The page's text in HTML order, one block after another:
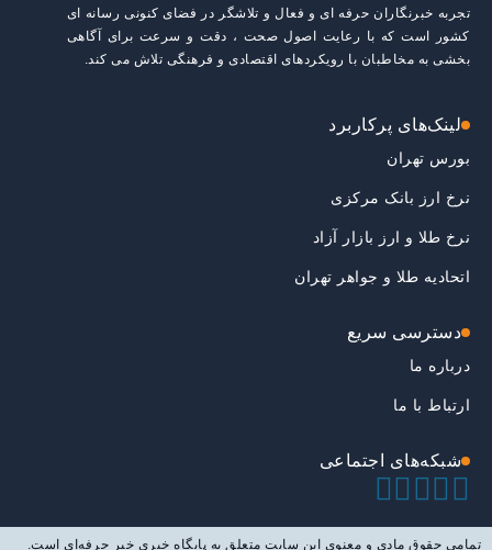
تجربه خبرنگاران حرفه ای و فعال و تلاشگر در فضای کنونی رسانه ای
کشور است که با رعایت اصول صحت ، دقت و سرعت برای آگاهی
بخشی به مخاطبان با رویکردهای اقتصادی و فرهنگی تلاش می کند.
لینک‌های پرکاربرد
بورس تهران
نرخ ارز بانک مرکزی
نرخ طلا و ارز بازار آزاد
اتحادیه طلا و جواهر تهران
دسترسی سریع
درباره ما
ارتباط با ما
شبکه‌های اجتماعی
تمامی حقوق مادی و معنوی این سایت متعلق به پایگاه خبری خبر حرفه‌ای است.